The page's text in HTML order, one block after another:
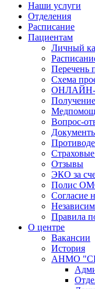
Наши услуги
Отделения
Расписание
Пациентам
Личный
Перечень
Схема
Вопрос-
Отзывы
ЭКО за
Полис
Согласие
Правила
О центре
Вакансии
История
АНМО